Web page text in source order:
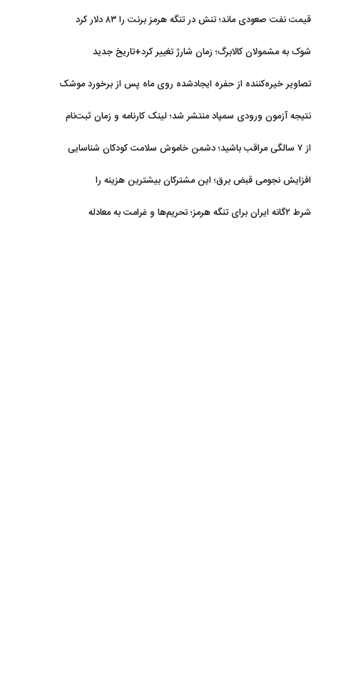
قیمت نفت صعودی ماند؛ تنش در تنگه هرمز برنت را ۸۳ دلار کرد
شوک به مشمولان کالابرگ؛ زمان شارژ تغییر کرد+تاریخ جدید
تصاویر خیره‌کننده از حفره ایجادشده روی ماه پس از برخورد موشک
نتیجه آزمون ورودی سمپاد منتشر شد؛ لینک کارنامه و زمان ثبت‌نام
از ۷ سالگی مراقب باشید؛ دشمن خاموش سلامت کودکان شناسایی
افزایش نجومی قبض برق؛ این مشترکان بیشترین هزینه را
شرط ۲گانه ایران برای تنگه هرمز؛ تحریم‌ها و غرامت به معادله